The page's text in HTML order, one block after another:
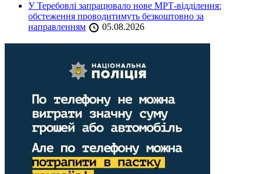
У Теребовлі запрацювало нове МРТ-відділення:
обстеження проводитимуть безкоштовно за
направленням
05.08.2026